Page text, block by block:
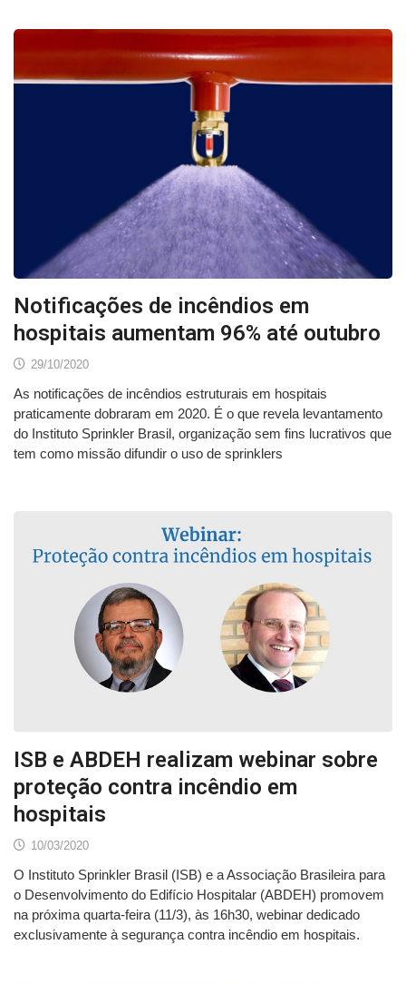
Notificações de incêndios em
hospitais aumentam 96% até outubro
29/10/2020
As notificações de incêndios estruturais em hospitais
praticamente dobraram em 2020. É o que revela levantamento
do Instituto Sprinkler Brasil, organização sem fins lucrativos que
tem como missão difundir o uso de sprinklers
ISB e ABDEH realizam webinar sobre
proteção contra incêndio em
hospitais
10/03/2020
O Instituto Sprinkler Brasil (ISB) e a Associação Brasileira para
o Desenvolvimento do Edifício Hospitalar (ABDEH) promovem
na próxima quarta-feira (11/3), às 16h30, webinar dedicado
exclusivamente à segurança contra incêndio em hospitais.